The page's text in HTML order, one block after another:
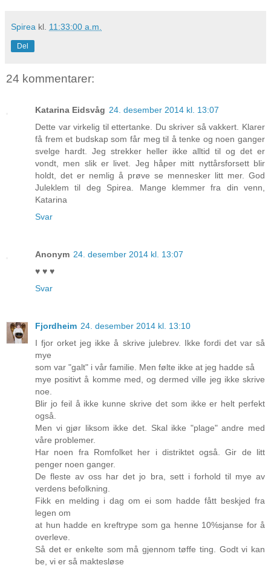
Spirea kl. 11:33:00 a.m.
Del
24 kommentarer:
Katarina Eidsvåg 24. desember 2014 kl. 13:07
Dette var virkelig til ettertanke. Du skriver så vakkert. Klarer
få frem et budskap som får meg til å tenke og noen ganger
svelge hardt. Jeg strekker heller ikke alltid til og det er
vondt, men slik er livet. Jeg håper mitt nyttårsforsett blir
holdt, det er nemlig å prøve se mennesker litt mer. God
Juleklem til deg Spirea. Mange klemmer fra din venn,
Katarina
Svar
Anonym 24. desember 2014 kl. 13:07
♥ ♥ ♥
Svar
Fjordheim 24. desember 2014 kl. 13:10
I fjor orket jeg ikke å skrive julebrev. Ikke fordi det var så
mye
som var "galt" i vår familie. Men følte ikke at jeg hadde så
mye positivt å komme med, og dermed ville jeg ikke skrive
noe.
Blir jo feil å ikke kunne skrive det som ikke er helt perfekt
også.
Men vi gjør liksom ikke det. Skal ikke "plage" andre med
våre problemer.
Har noen fra Romfolket her i distriktet også. Gir de litt
penger noen ganger.
De fleste av oss har det jo bra, sett i forhold til mye av
verdens befolkning.
Fikk en melding i dag om ei som hadde fått beskjed fra
legen om
at hun hadde en kreftrype som ga henne 10%sjanse for å
overleve.
Så det er enkelte som må gjennom tøffe ting. Godt vi kan
be, vi er så maktesløse